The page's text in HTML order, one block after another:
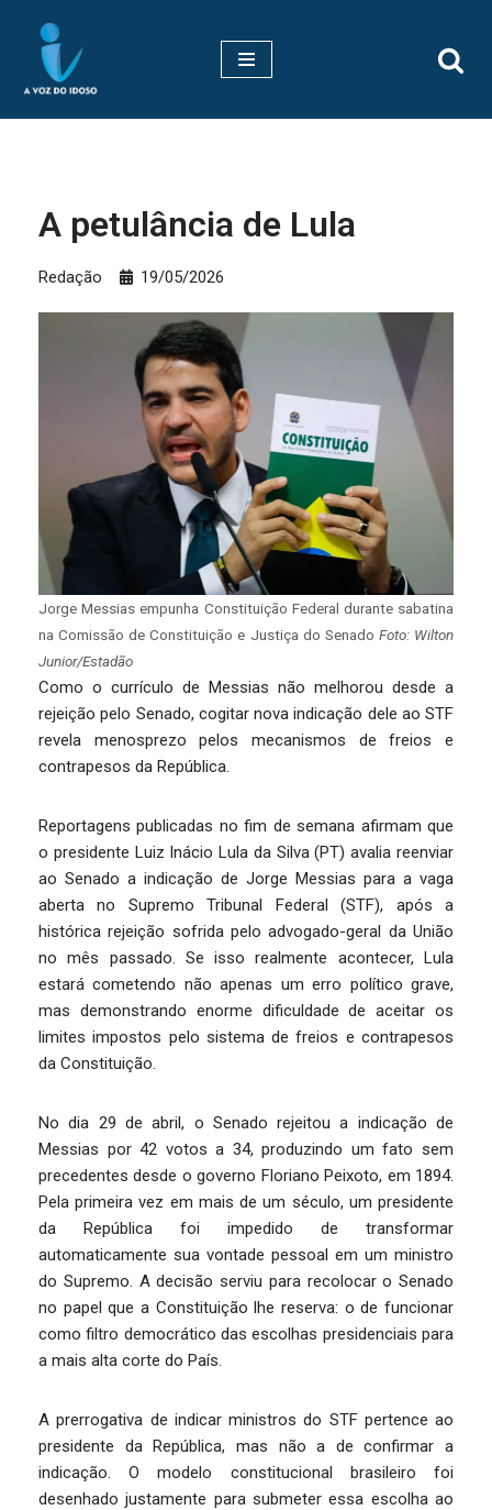
Pular
para
A petulância de Lula
Redação 19/05/2026
Jorge Messias empunha Constituição Federal durante sabatina
na Comissão de Constituição e Justiça do Senado Foto: Wilton
Junior/Estadão
Como o currículo de Messias não melhorou desde a
rejeição pelo Senado, cogitar nova indicação dele ao STF
revela menosprezo pelos mecanismos de freios e
contrapesos da República.
Reportagens publicadas no fim de semana afirmam que
o presidente Luiz Inácio Lula da Silva (PT) avalia reenviar
ao Senado a indicação de Jorge Messias para a vaga
aberta no Supremo Tribunal Federal (STF), após a
histórica rejeição sofrida pelo advogado-geral da União
no mês passado. Se isso realmente acontecer, Lula
estará cometendo não apenas um erro político grave,
mas demonstrando enorme dificuldade de aceitar os
limites impostos pelo sistema de freios e contrapesos
da Constituição.
No dia 29 de abril, o Senado rejeitou a indicação de
Messias por 42 votos a 34, produzindo um fato sem
precedentes desde o governo Floriano Peixoto, em 1894.
Pela primeira vez em mais de um século, um presidente
da República foi impedido de transformar
automaticamente sua vontade pessoal em um ministro
do Supremo. A decisão serviu para recolocar o Senado
no papel que a Constituição lhe reserva: o de funcionar
como filtro democrático das escolhas presidenciais para
a mais alta corte do País.
A prerrogativa de indicar ministros do STF pertence ao
presidente da República, mas não a de confirmar a
indicação. O modelo constitucional brasileiro foi
desenhado justamente para submeter essa escolha ao